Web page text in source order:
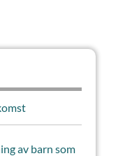
av barn som